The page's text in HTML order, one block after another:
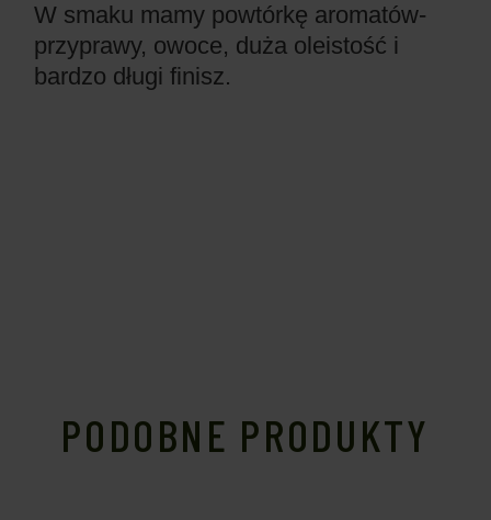
W smaku mamy powtórkę aromatów-
przyprawy, owoce, duża oleistość i
bardzo długi finisz.
PODOBNE PRODUKTY